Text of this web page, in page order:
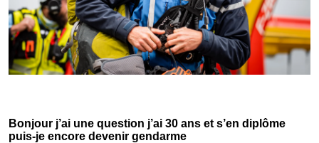
Bonjour j’ai une question j’ai 30 ans et s’en diplôme
puis-je encore devenir gendarme